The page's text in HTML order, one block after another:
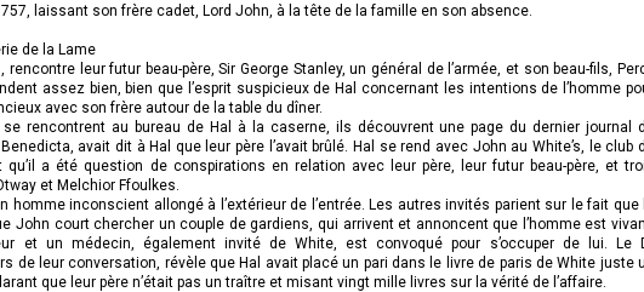
laissant son frère cadet, Lord John, à la tête de la famille en son absence.
de la Lame
leur futur beau-père, Sir George Stanley, un général de l’armée, et son beau-fils,
assez bien, bien que l’esprit suspicieux de Hal concernant les intentions de l’homme
avec son frère autour de la table du dîner.
rencontrent au bureau de Hal à la caserne, ils découvrent une page du dernier journal
avait dit à Hal que leur père l’avait brûlé. Hal se rend avec John au White’s, le club
a été question de conspirations en relation avec leur père, leur futur beau-père, et
et Melchior Ffoulkes.
homme inconscient allongé à l’extérieur de l’entrée. Les autres invités parient sur le fait que
John court chercher un couple de gardiens, qui arrivent et annoncent que l’homme est
et un médecin, également invité de White, est convoqué pour s’occuper de lui. Le
de leur conversation, révèle que Hal avait placé un pari dans le livre de paris de White juste
que leur père n’était pas un traître et misant vingt mille livres sur la vérité de l’affaire.